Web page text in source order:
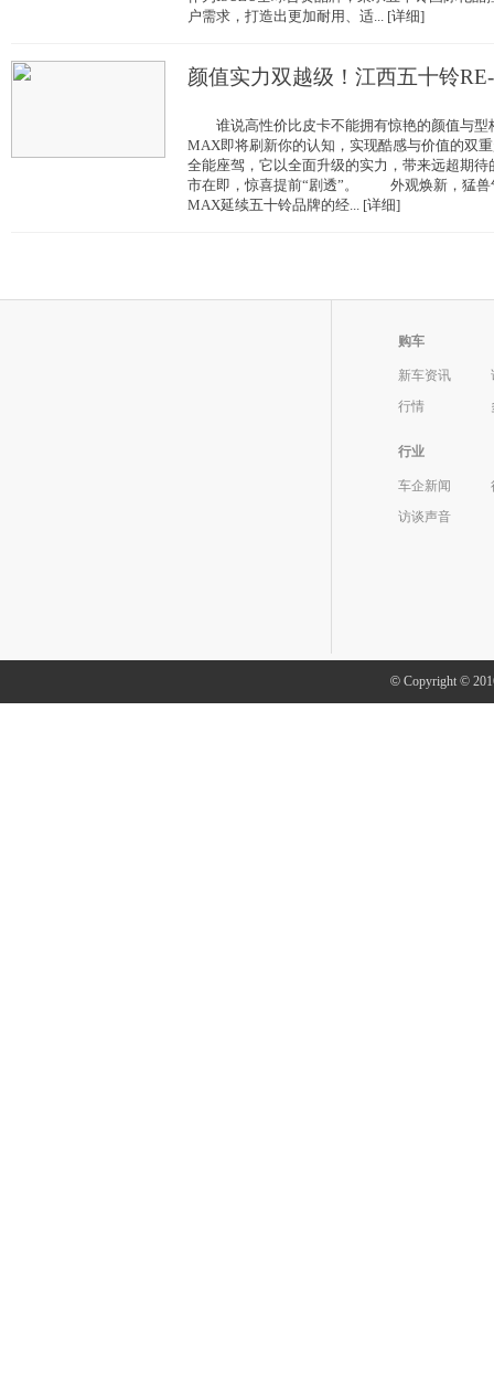
户需求，打造出更加耐用、适... [详细]
颜值实力双越级！江西五十铃
谁说高性价比皮卡不能拥有惊艳的颜值与型
MAX即将刷新你的认知，实现酷感与价值的双
全能座驾，它以全面升级的实力，带来远超期
市在即，惊喜提前“剧透”。 外观焕新，猛
MAX延续五十铃品牌的经... [详细]
购车
新车资讯
行情
行业
车企新闻
访谈声音
©Copyright ©